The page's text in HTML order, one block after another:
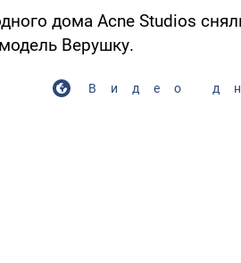
дома Acne Studios
Верушку.
Видео